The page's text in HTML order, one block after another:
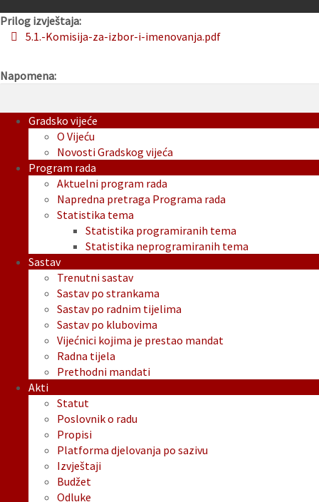
Prilog izvještaja:
5.1.-Komisija-za-izbor-i-imenovanja.pdf
Napomena:
Gradsko vijeće
O Vijeću
Novosti Gradskog vijeća
Program rada
Aktuelni program rada
Napredna pretraga Programa rada
Statistika tema
Statistika programiranih tema
Statistika neprogramiranih tema
Sastav
Trenutni sastav
Sastav po strankama
Sastav po radnim tijelima
Sastav po klubovima
Vijećnici kojima je prestao mandat
Radna tijela
Prethodni mandati
Akti
Statut
Poslovnik o radu
Propisi
Platforma djelovanja po sazivu
Izvještaji
Budžet
Odluke